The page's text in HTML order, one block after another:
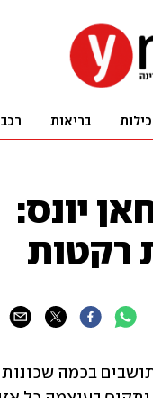
בריאות רכב
יונס:
רקטות